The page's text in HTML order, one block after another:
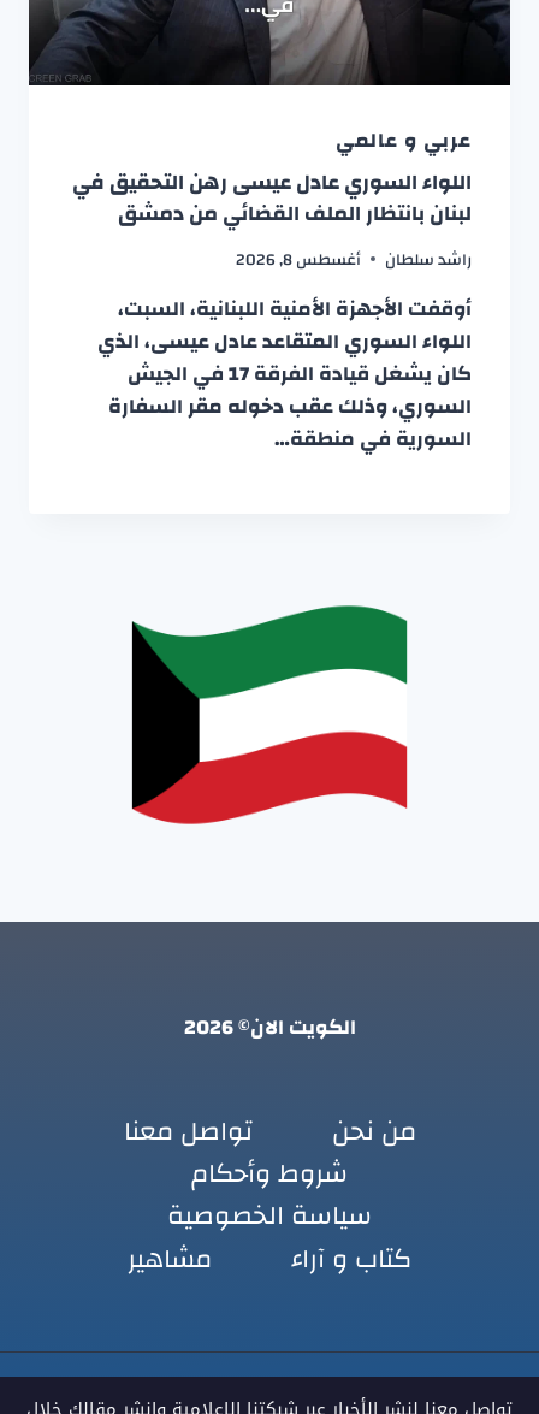
عربي و عالمي
اللواء السوري عادل عيسى رهن التحقيق في
لبنان بانتظار الملف القضائي من دمشق
راشد سلطان أغسطس 8, 2026
أوقفت الأجهزة الأمنية اللبنانية، السبت،
اللواء السوري المتقاعد عادل عيسى، الذي
كان يشغل قيادة الفرقة 17 في الجيش
السوري، وذلك عقب دخوله مقر السفارة
السورية في منطقة…
الكويت الان© 2026
من نحن
تواصل معنا
شروط وأحكام
سياسة الخصوصية
كتاب و آراء
مشاهير